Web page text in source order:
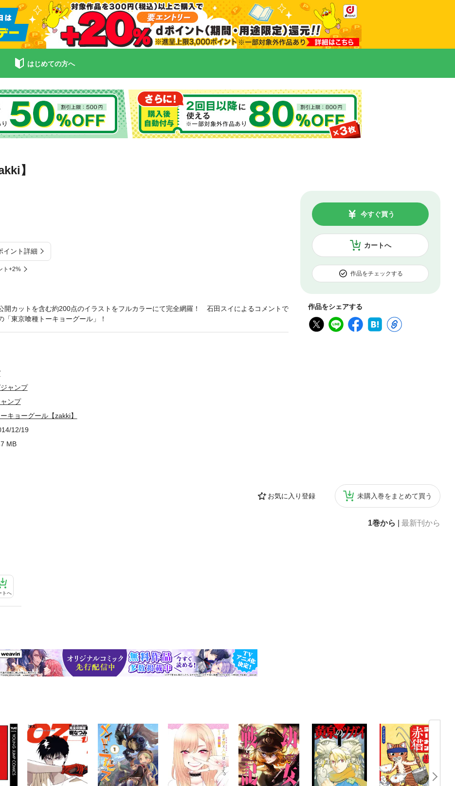
はじめての方へ
】
イント詳細
ト+2%
カートへ
今すぐ買う
作品をチェックする
作品をシェアする
お気に入り登録 未購入巻をまとめて買う
1巻から 最新刊から
トへ
開カットを含む約200点のイラストをフルカラーにて完全網羅！ 石田スイによるコメントで
「東京喰種トーキョーグール」！
ャンプ
ンプ
キョーグール【zakki】
12/19
MB